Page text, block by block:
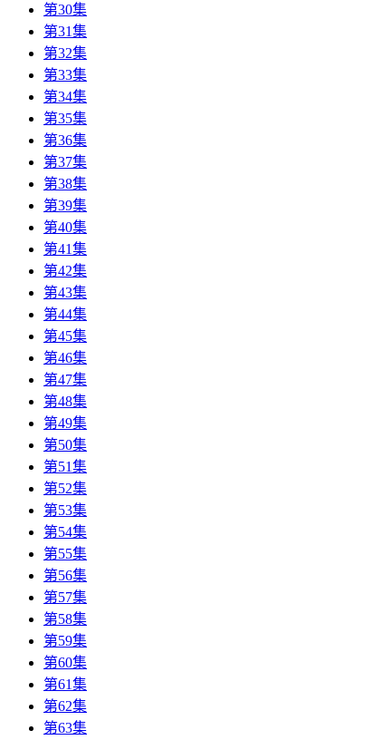
第30集
第31集
第32集
第33集
第34集
第35集
第36集
第37集
第38集
第39集
第40集
第41集
第42集
第43集
第44集
第45集
第46集
第47集
第48集
第49集
第50集
第51集
第52集
第53集
第54集
第55集
第56集
第57集
第58集
第59集
第60集
第61集
第62集
第63集